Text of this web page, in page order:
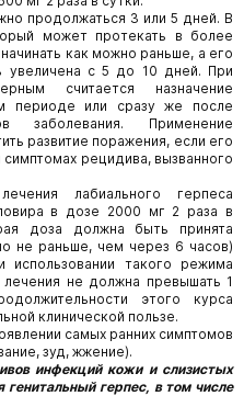
продолжаться 3 или 5 дней. В
может протекать в более
как можно раньше, а его
увеличена с 5 до 10 дней. При
считается назначение
периоде или сразу же после
заболевания. Применение
развитие поражения, если его
рецидива, вызванного
лабиального герпеса
в дозе 2000 мг 2 раза в
доза должна быть принята
не раньше, чем через 6 часов)
такого режима
не должна превышать 1
этого курса
клинической пользе.
самых ранних симптомов
зуд, жжение).
инфекций кожи и слизистых
герпес, в том числе